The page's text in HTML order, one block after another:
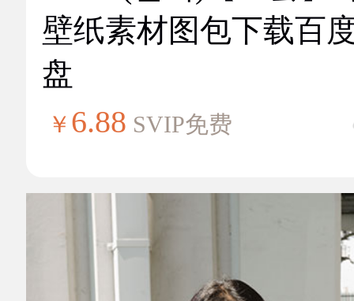
壁纸素材图包下载百
盘
￥ 6.88 SVIP免费